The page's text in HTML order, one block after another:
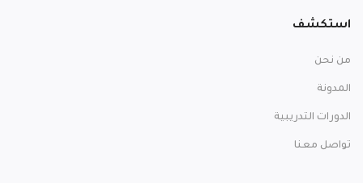
استكشف
من نحن
المدونة
الدورات التدريبية
تواصل معنا